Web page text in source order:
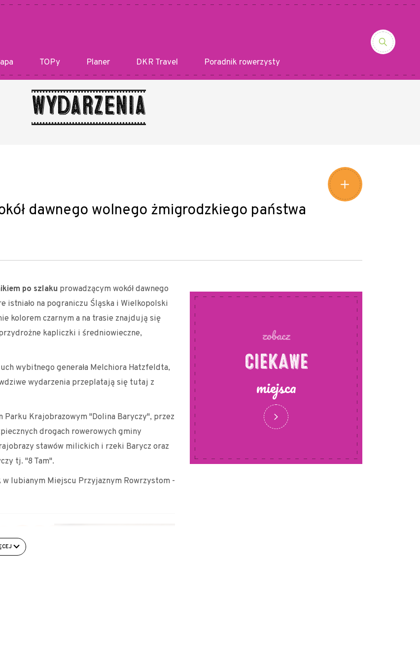
TOPy Planer DKR Travel Poradnik rowerzysty
Wydarzenia
dawnego wolnego żmigrodzkiego państwa
po szlaku prowadzącym wokół dawnego
istniało na pograniczu Śląska i Wielkopolski
kolorem czarnym a na trasie znajdują się
kapliczki i średniowieczne,
wybitnego generała Melchiora Hatzfeldta,
wydarzenia przeplatają się tutaj z
Krajobrazowym "Dolina Baryczy", przez
drogach rowerowych gminy
stawów milickich i rzeki Barycz oraz
tj. "8 Tam".
lubianym Miejscu Przyjaznym Rowrzystom -
zobacz
CIEKAWE
miejsca